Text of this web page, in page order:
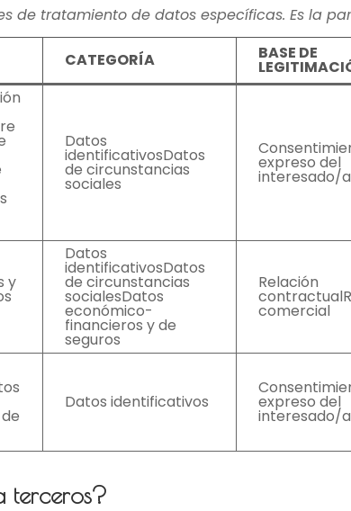
de tratamiento de datos específicas. Es la
CATEGORÍA BASE DE
Datos
identificativosDatos
de circunstancias
sociales
expreso del
interesado/a
y
Datos
identificativosDatos
de circunstancias
socialesDatos
económico-
financieros y de
seguros
Relación
comercial
Datos identificativos expreso del
interesado/a
terceros?